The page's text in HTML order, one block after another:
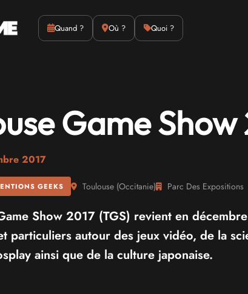
Quand ? Où ? Quoi ?
Actus Culture Emulation
Game Show
2017
GEEKS Toulouse(Occitanie) Parc Des Expositions
Show 2017 (TGS) revient en
particuliers autour des jeux vidéo, de la
ainsi que de la culture japonaise.